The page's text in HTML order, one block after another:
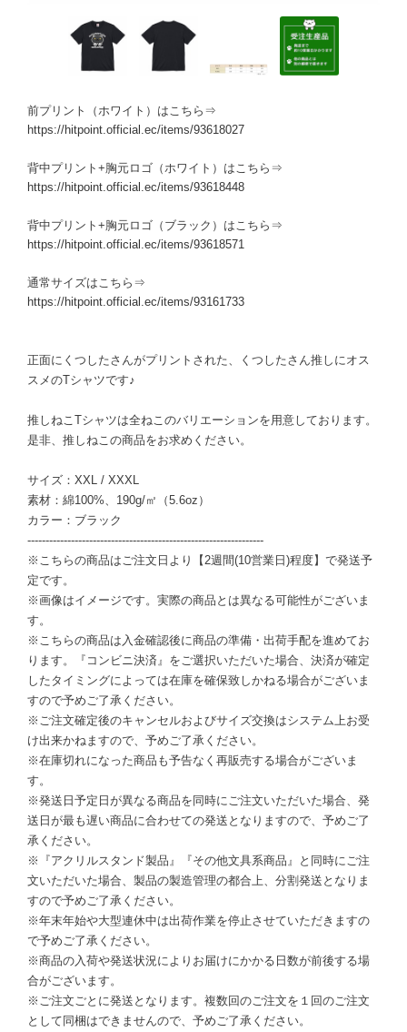
前プリント（ホワイト）はこちら⇒
https://hitpoint.official.ec/items/93618027
背中プリント+胸元ロゴ（ホワイト）はこちら⇒
https://hitpoint.official.ec/items/93618448
背中プリント+胸元ロゴ（ブラック）はこちら⇒
https://hitpoint.official.ec/items/93618571
通常サイズはこちら⇒
https://hitpoint.official.ec/items/93161733
正面にくつしたさんがプリントされた、くつしたさん推しにオス
スメのTシャツです♪
推しねこTシャツは全ねこのバリエーションを用意しております。
是非、推しねこの商品をお求めください。
サイズ：XXL / XXXL
素材：綿100%、190g/㎡（5.6oz）
カラー：ブラック
-----------------------------------------------------------------
※こちらの商品はご注文日より【2週間(10営業日)程度】で発送予
定です。
※画像はイメージです。実際の商品とは異なる可能性がございま
す。
※こちらの商品は入金確認後に商品の準備・出荷手配を進めてお
ります。『コンビニ決済』をご選択いただいた場合、決済が確定
したタイミングによっては在庫を確保致しかねる場合がございま
すので予めご了承ください。
※ご注文確定後のキャンセルおよびサイズ交換はシステム上お受
け出来かねますので、予めご了承ください。
※在庫切れになった商品も予告なく再販売する場合がございま
す。
※発送日予定日が異なる商品を同時にご注文いただいた場合、発
送日が最も遅い商品に合わせての発送となりますので、予めご了
承ください。
※『アクリルスタンド製品』『その他文具系商品』と同時にご注
文いただいた場合、製品の製造管理の都合上、分割発送となりま
すので予めご了承ください。
※年末年始や大型連休中は出荷作業を停止させていただきますの
で予めご了承ください。
※商品の入荷や発送状況によりお届けにかかる日数が前後する場
合がございます。
※ご注文ごとに発送となります。複数回のご注文を１回のご注文
として同梱はできませんので、予めご了承ください。